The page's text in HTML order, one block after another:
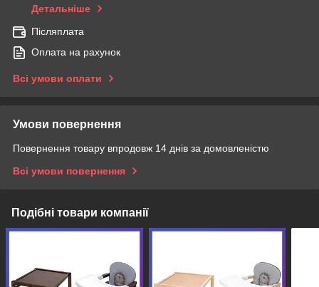
Детальніше
Післяплата
Оплата на рахунок
Всі умови оплати
Умови повернення
Повернення товару впродовж 14 днів за домовленістю
Всі умови повернення
Подібні товари компанії